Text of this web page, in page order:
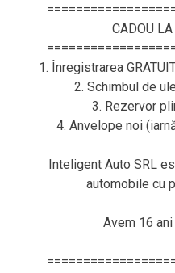
CADOU
1. Înregistrarea
2. Schimbul de
3. Rezervor
4. Anvelope noi
Inteligent Auto SRL
automobile cu
Avem 16